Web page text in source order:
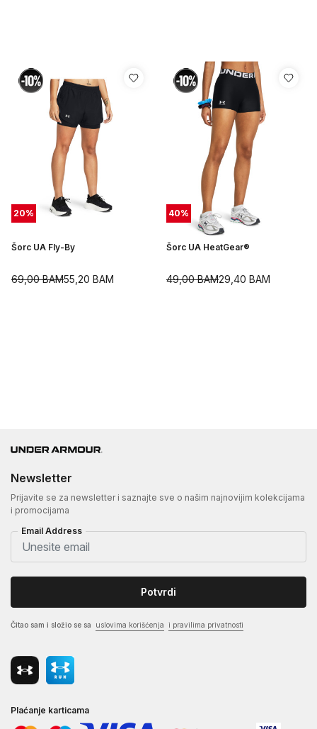
20%
Šorc UA Fly-By
55,20 BAM
69,00BAM
40%
Šorc UA HeatGear®
29,40 BAM
49,00BAM
Newsletter
Prijavite se za newsletter i saznajte sve o našim najnovijim kolekcijama
i promocijama
Email Address
Potvrdi
Čitao sam i složio se sa uslovima korišćenja i pravilima privatnosti
Plaćanje karticama